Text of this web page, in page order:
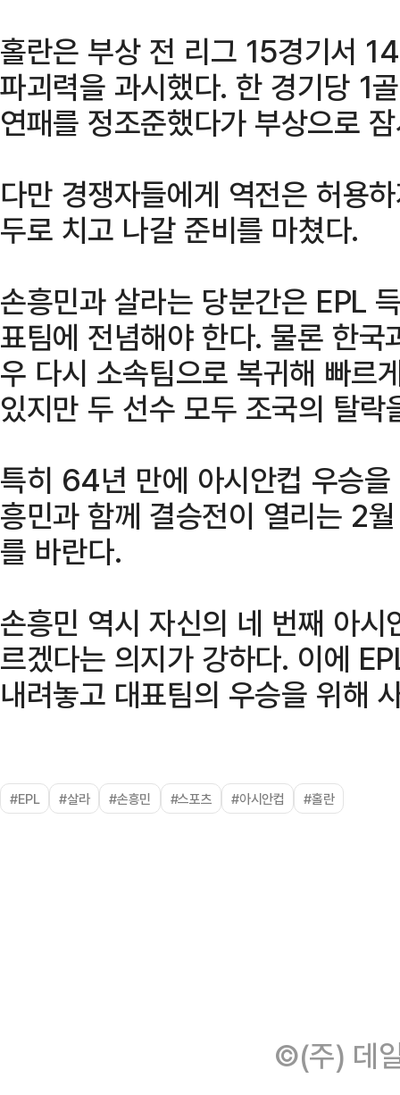
홀란은 부상 전 리그 15경기서
파괴력을 과시했다. 한 경기당 1
연패를 정조준했다가 부상으로
다만 경쟁자들에게 역전은 허용
두로 치고 나갈 준비를 마쳤다.
손흥민과 살라는 당분간은 EPL
표팀에 전념해야 한다. 물론 한
우 다시 소속팀으로 복귀해 빠르
있지만 두 선수 모두 조국의 탈
특히 64년 만에 아시안컵 우승
흥민과 함께 결승전이 열리는 2
를 바란다.
손흥민 역시 자신의 네 번째 아
르겠다는 의지가 강하다. 이에
내려놓고 대표팀의 우승을 위해
#EPL #살라 #손흥민 #스포츠 #아시안컵 #홀란
©(주) 데